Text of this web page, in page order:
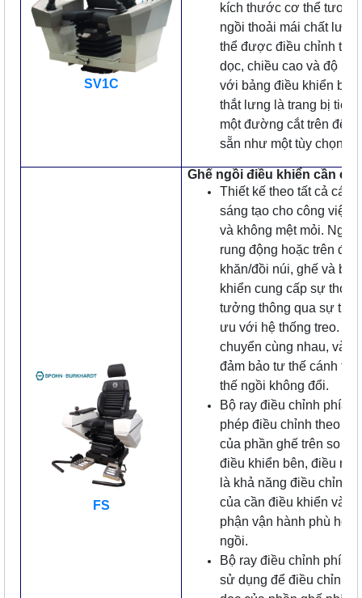
SV1C
kích thước cơ thể
ngồi thoải mái chất
thể được điều chỉnh
dọc, chiều cao và độ
với bảng điều khiển
thắt lưng là trang bị tiêu
một đường cắt trên đệm
sẵn như một tùy chọn
FS
Ghế ngồi điều khiển cần
Thiết kế theo tất cả các
sáng tạo cho công việc
và không mệt mỏi. Ngay
rung động hoặc trên địa
khăn/đồi núi, ghế và
khiển cung cấp sự thoải
tưởng thông qua sự
ưu với hệ thống treo.
chuyển cùng nhau, và
đảm bảo tư thế cánh tay
thế ngồi không đổi.
Bộ ray điều chỉnh phía
phép điều chỉnh theo
của phần ghế trên so
điều khiển bên, điều
là khả năng điều chỉnh
của cần điều khiển và
phận vận hành phù hợp
ngồi.
Bộ ray điều chỉnh phía
sử dụng để điều chỉnh